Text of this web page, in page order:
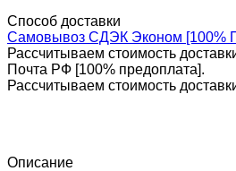
Способ доставки
Самовывоз СДЭК Эконом [100%
Рассчитываем стоимость
Почта РФ [100% предоплата].
Рассчитываем стоимость
Описание